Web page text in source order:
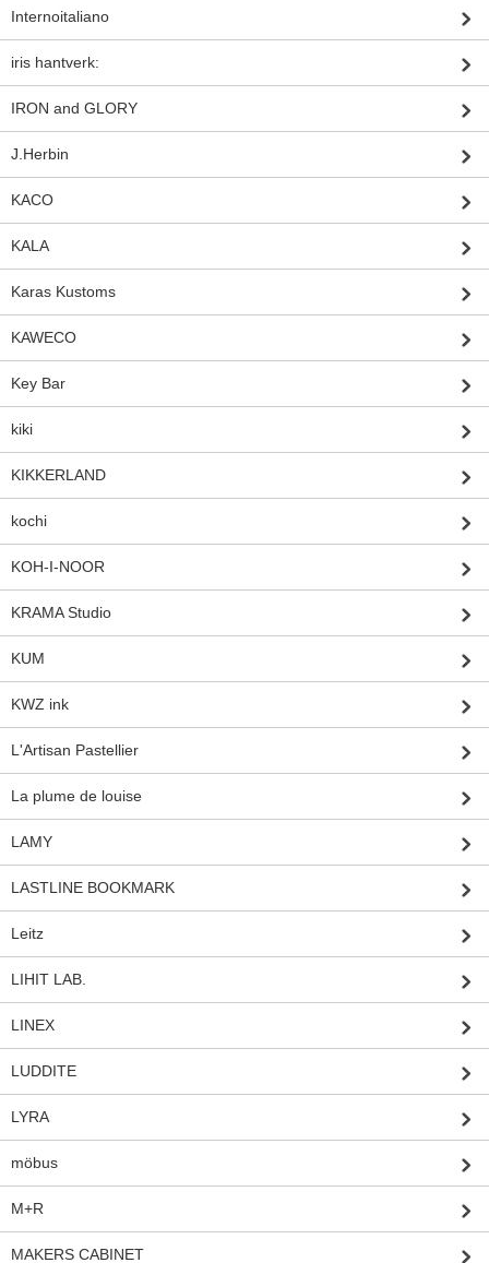
Internoitaliano
iris hantverk:
IRON and GLORY
J.Herbin
KACO
KALA
Karas Kustoms
KAWECO
Key Bar
kiki
KIKKERLAND
kochi
KOH-I-NOOR
KRAMA Studio
KUM
KWZ ink
L'Artisan Pastellier
La plume de louise
LAMY
LASTLINE BOOKMARK
Leitz
LIHIT LAB.
LINEX
LUDDITE
LYRA
möbus
M+R
MAKERS CABINET